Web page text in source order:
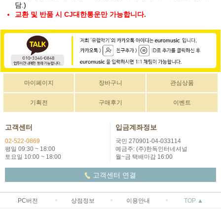
담.)
교환 및 반품 시 CJ대한통운만 가능합니다.
마이페이지 장바구니 관심상품
기획전 구매후기 이벤트
고객센터
02-522-0869
평일 09:30 ~ 18:00
토요일 10:00 ~ 18:00
입금계좌정보
국민 270901-04-033114
예금주: (주)한독인터네셔널
월~금 택배마감 16:00
고객센터 연결
PC버전 상점정보 이용안내 TOP ▲